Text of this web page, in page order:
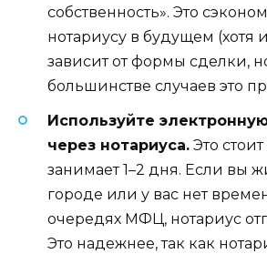
собственность». Это
нотариусу в будущем (хотя
зависит от формы сделки,
большинстве случаев это
Используйте
через нотариуса. Это
занимает 1–2 дня. Если вы
городе или у вас нет
очередях МФЦ, нотариус
Это надежнее, так как